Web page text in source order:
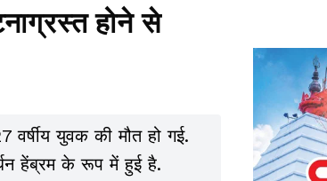
होने से
युवक की मौत हो गई.
हेंब्रम के रूप में हुई है.